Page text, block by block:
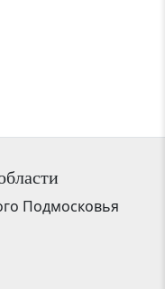
Подмосковья